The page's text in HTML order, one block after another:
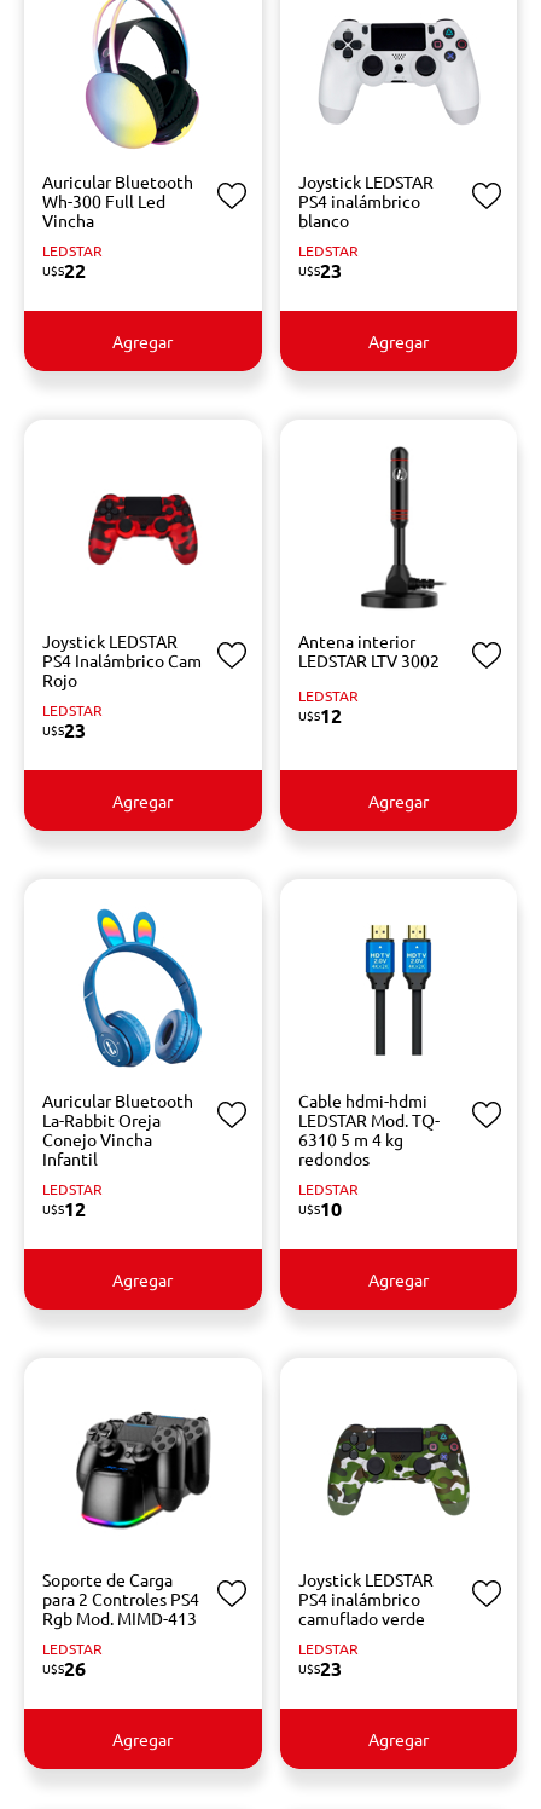
Auricular Bluetooth
Wh-300 Full Led
Vincha
LEDSTAR
U$S22
Agregar
Joystick LEDSTAR
PS4 inalámbrico
blanco
LEDSTAR
U$S23
Agregar
Joystick LEDSTAR
PS4 Inalámbrico Cam
Rojo
LEDSTAR
U$S23
Agregar
Antena interior
LEDSTAR LTV 3002
LEDSTAR
U$S12
Agregar
Auricular Bluetooth
La-Rabbit Oreja
Conejo Vincha
Infantil
LEDSTAR
U$S12
Agregar
Cable hdmi-hdmi
LEDSTAR Mod. TQ-
6310 5 m 4 kg
redondos
LEDSTAR
U$S10
Agregar
Soporte de Carga
para 2 Controles PS4
Rgb Mod. MIMD-413
LEDSTAR
U$S26
Agregar
Joystick LEDSTAR
PS4 inalámbrico
camuflado verde
LEDSTAR
U$S23
Agregar